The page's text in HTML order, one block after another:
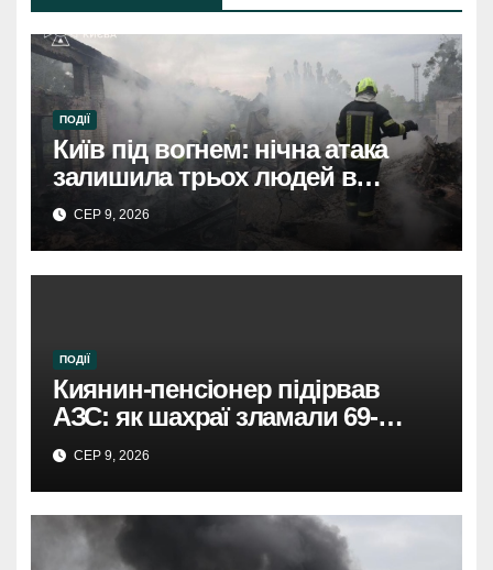
ПОДІЇ
Київ під вогнем: нічна атака
залишила трьох людей в
лікарнях.
СЕР 9, 2026
ПОДІЇ
Киянин-пенсіонер підірвав
АЗС: як шахраї зламали 69-
річного чоловіка.
СЕР 9, 2026